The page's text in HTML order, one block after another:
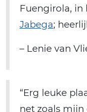
Fuengirola, in
Jabega;
– Lenie van
“Erg leuke
net zoals mijn